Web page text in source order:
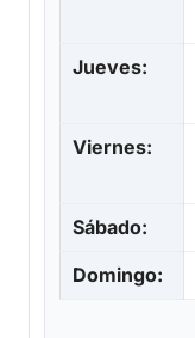
Jueves:
Viernes:
Sábado:
Domingo: